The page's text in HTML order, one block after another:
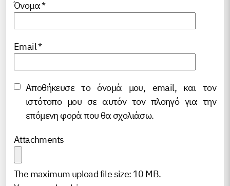
Όνομα*
Email*
Αποθήκευσε το όνομά μου, email, και τον
ιστότοπο μου σε αυτόν τον πλοηγό για την
επόμενη φορά που θα σχολιάσω.
Attachments
The maximum upload file size: 10 MB.